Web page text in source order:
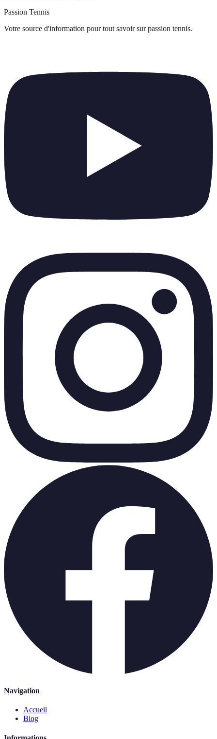
Passion Tennis
Votre source d'information pour tout savoir sur passion tennis.
Navigation
Accueil
Blog